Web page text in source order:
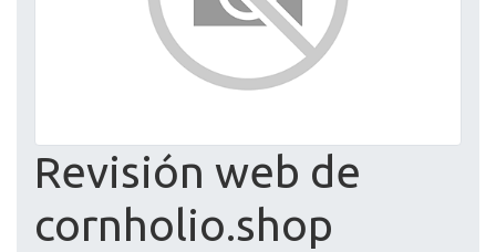
Revisión web de
cornholio.shop